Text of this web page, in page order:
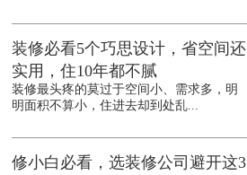
装修必看5个巧思设计，省空间还
实用，住10年都不腻
装修最头疼的莫过于空间小、需求多，明
明面积不算小，住进去却到处乱...
修小白必看，选装修公司避开这3